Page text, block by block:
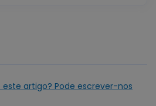
artigo? Pode escrever-nos